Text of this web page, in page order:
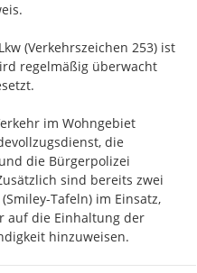
(Verkehrszeichen 253) ist
regelmäßig überwacht
im Wohngebiet
die
die Bürgerpolizei
sind bereits zwei
Tafeln) im Einsatz,
auf die Einhaltung der
hinzuweisen.